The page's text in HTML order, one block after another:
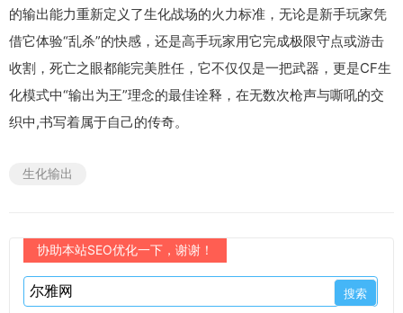
的输出能力重新定义了生化战场的火力标准，无论是新手玩家凭
借它体验“乱杀”的快感，还是高手玩家用它完成极限守点或游击
收割，死亡之眼都能完美胜任，它不仅仅是一把武器，更是CF生
化模式中“输出为王”理念的最佳诠释，在无数次枪声与嘶吼的交
织中,书写着属于自己的传奇。
生化输出
协助本站SEO优化一下，谢谢！